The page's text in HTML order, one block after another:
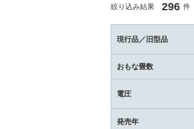
絞り込み結果
296 件
現行品／旧型品
おもな畳数
電圧
発売年